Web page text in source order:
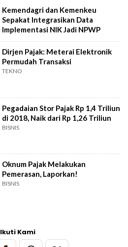
Kemendagri dan Kemenkeu
Sepakat Integrasikan Data
Implementasi NIK Jadi NPWP
Dirjen Pajak: Meterai Elektronik
Permudah Transaksi
TEKNO
Pegadaian Stor Pajak Rp 1,4 Triliun
di 2018, Naik dari Rp 1,26 Triliun
BISNIS
Oknum Pajak Melakukan
Pemerasan, Laporkan!
BISNIS
Ikuti Kami